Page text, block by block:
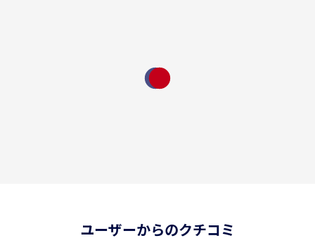
ユーザーからのクチコミ